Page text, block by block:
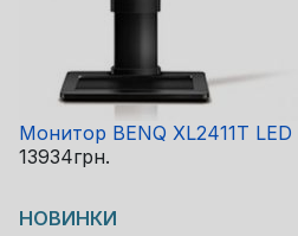
Монитор BENQ XL2411T LED
13934грн.
НОВИНКИ